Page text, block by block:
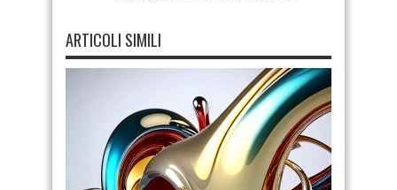
ARTICOLI SIMILI